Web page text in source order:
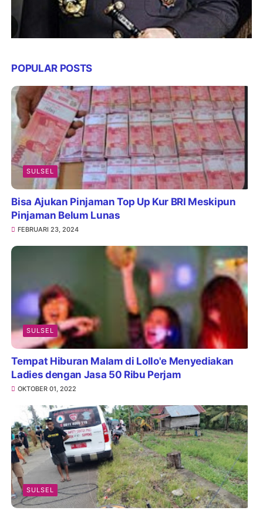
POPULAR POSTS
SULSEL
Bisa Ajukan Pinjaman Top Up Kur BRI Meskipun
Pinjaman Belum Lunas
FEBRUARI 23, 2024
SULSEL
Tempat Hiburan Malam di Lollo'e Menyediakan
Ladies dengan Jasa 50 Ribu Perjam
OKTOBER 01, 2022
SULSEL